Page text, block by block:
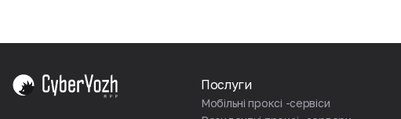
Послуги
Мобільні проксі -сервіси